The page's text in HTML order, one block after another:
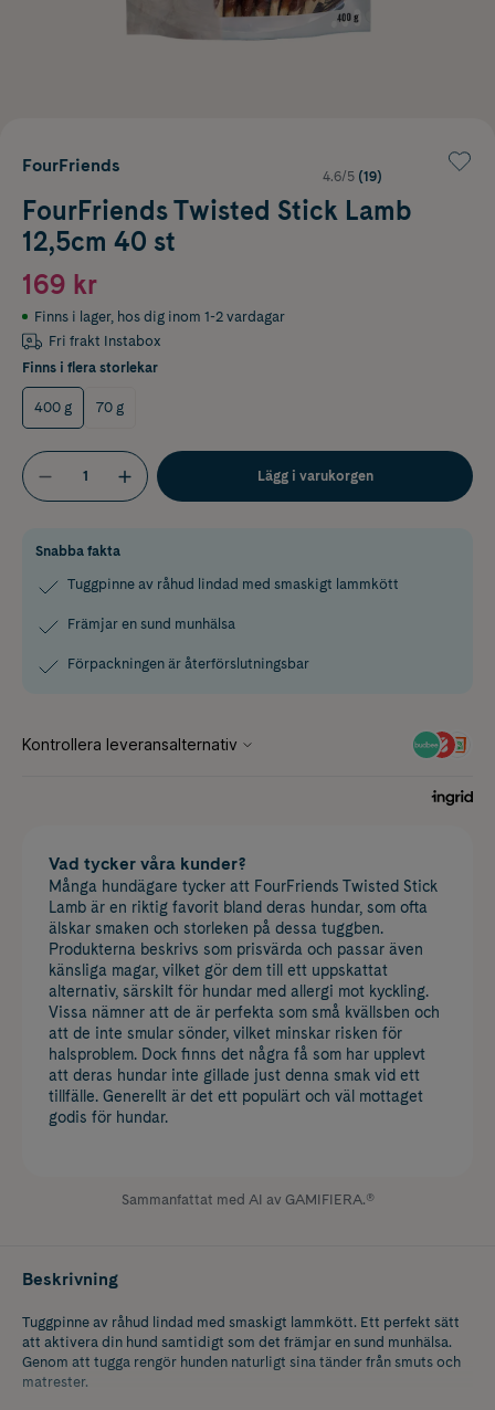
FourFriends
4.6/5 (19)
FourFriends Twisted Stick Lamb
12,5cm 40 st
169 kr
Finns i lager, hos dig inom 1-2 vardagar
Fri frakt Instabox
Finns i flera storlekar
400 g 70 g
Lägg i varukorgen
Snabba fakta
Tuggpinne av råhud lindad med smaskigt lammkött
Främjar en sund munhälsa
Förpackningen är återförslutningsbar
Vad tycker våra kunder?
Många hundägare tycker att FourFriends Twisted Stick
Lamb är en riktig favorit bland deras hundar, som ofta
älskar smaken och storleken på dessa tuggben.
Produkterna beskrivs som prisvärda och passar även
känsliga magar, vilket gör dem till ett uppskattat
alternativ, särskilt för hundar med allergi mot kyckling.
Vissa nämner att de är perfekta som små kvällsben och
att de inte smular sönder, vilket minskar risken för
halsproblem. Dock finns det några få som har upplevt
att deras hundar inte gillade just denna smak vid ett
tillfälle. Generellt är det ett populärt och väl mottaget
godis för hundar.
Sammanfattat med AI av GAMIFIERA.®
Beskrivning
Tuggpinne av råhud lindad med smaskigt lammkött. Ett perfekt sätt
att aktivera din hund samtidigt som det främjar en sund munhälsa.
Genom att tugga rengör hunden naturligt sina tänder från smuts och
matrester.